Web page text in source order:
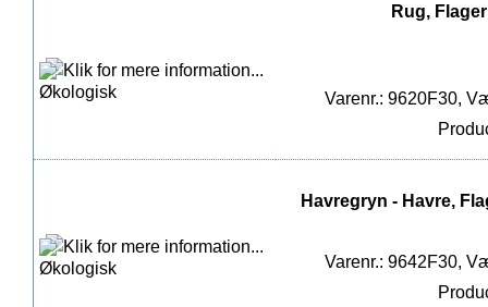
Rug,
Varenr.: 9620F30,
Havregryn - Havre,
Varenr.: 9642F30,